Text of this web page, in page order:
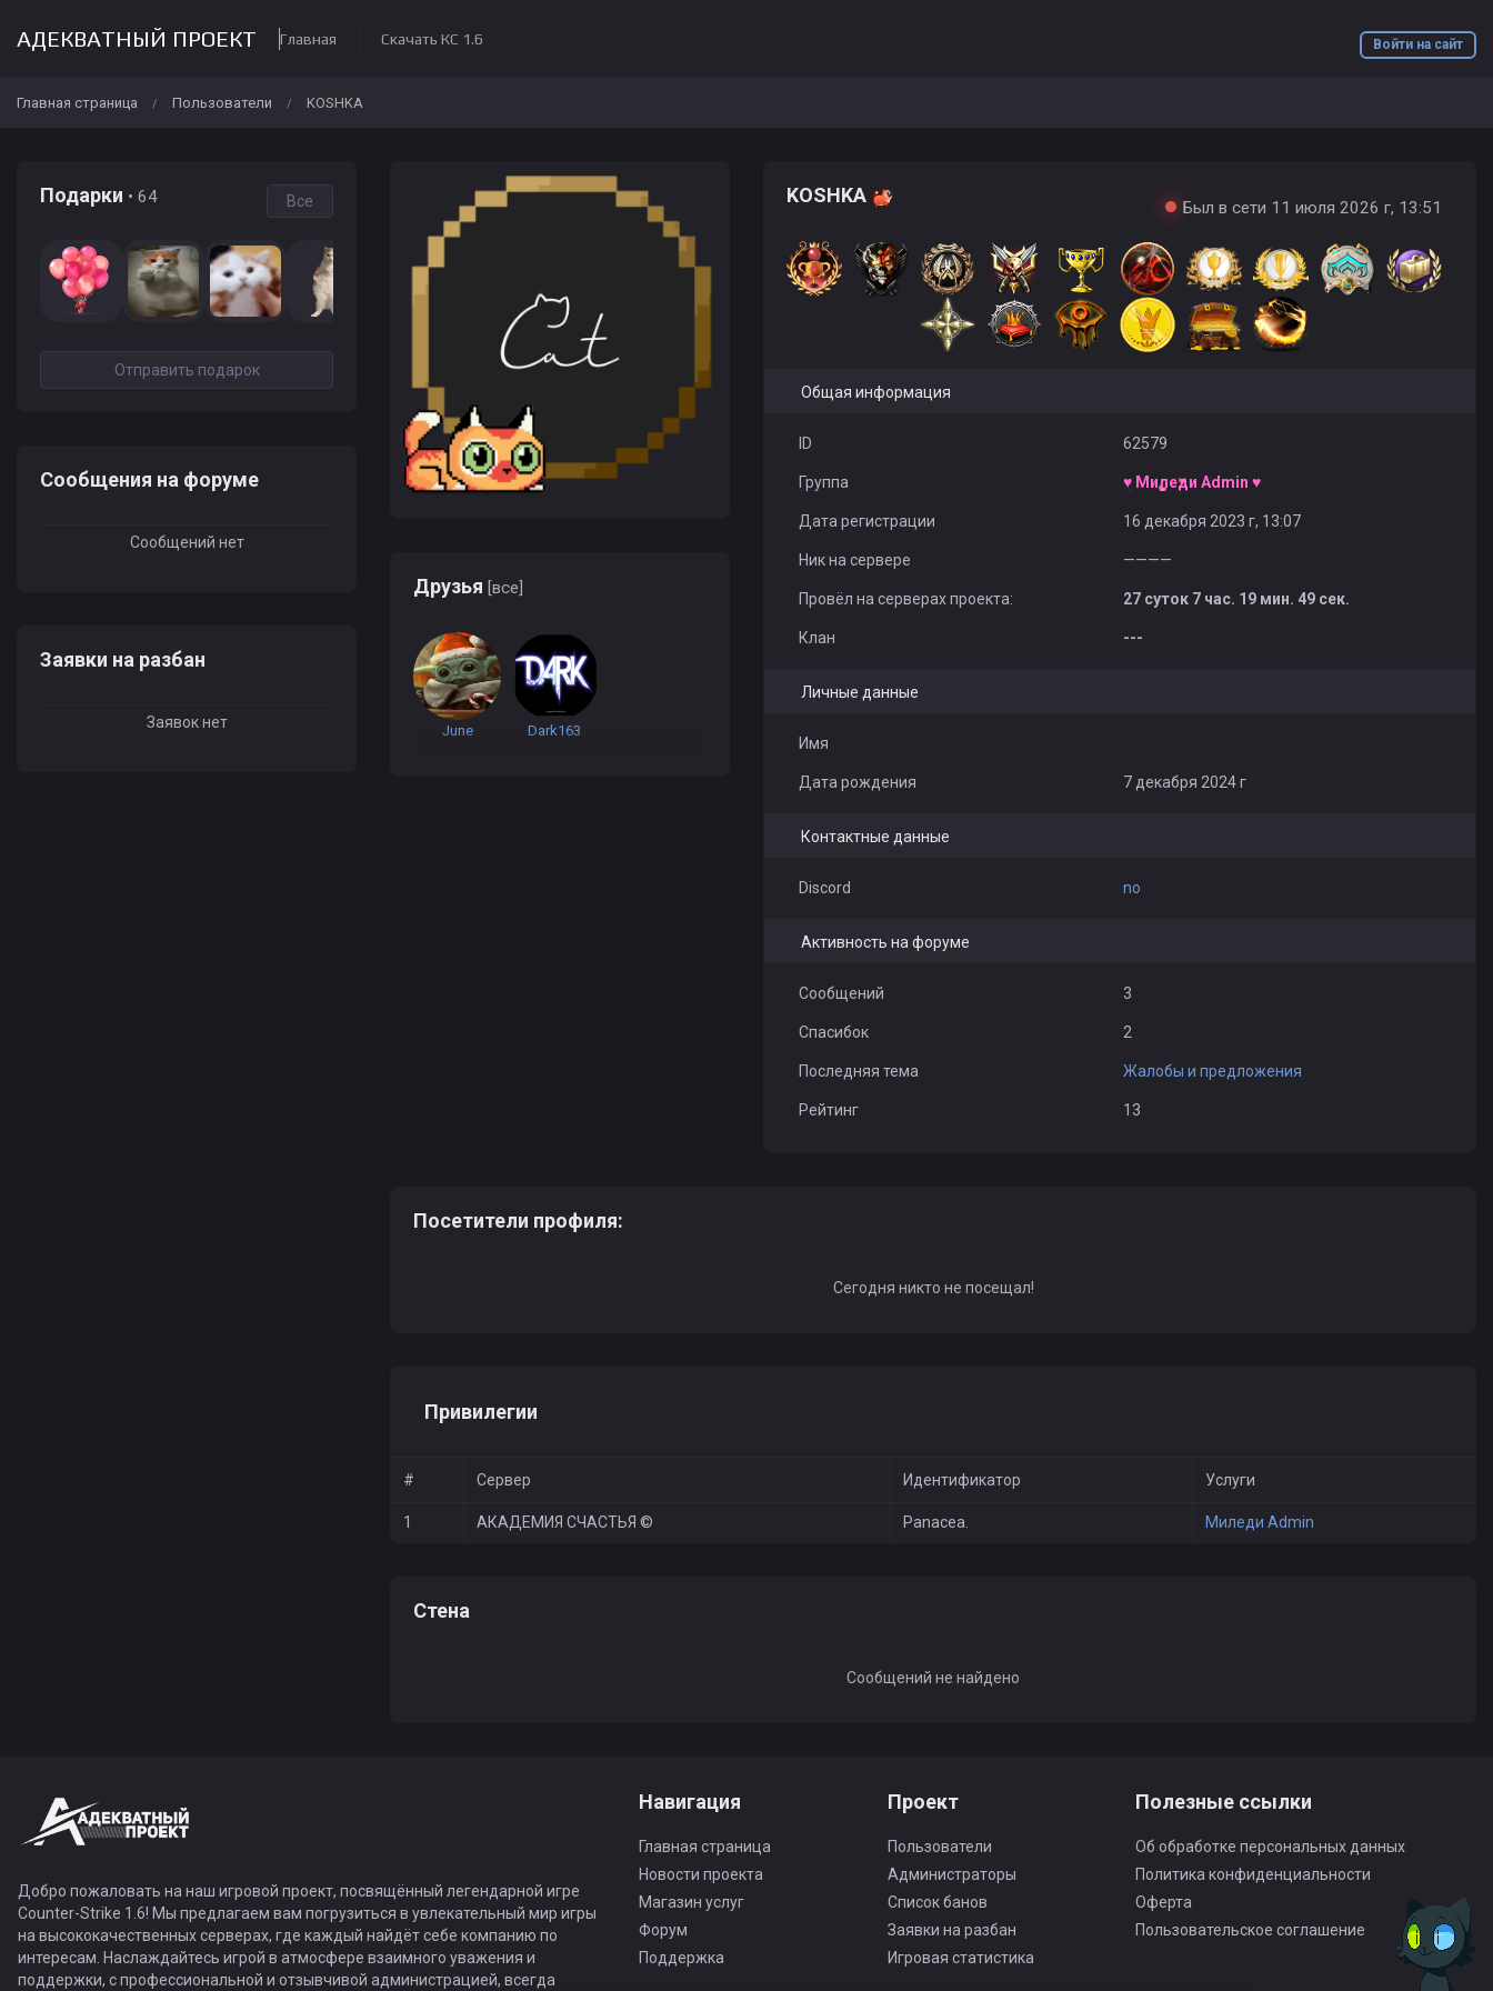
Войти на сайт
АДЕКВАТНЫЙ ПРОЕКТ Главная Скачать КС 1.6
Главная страница / Пользователи / KOSHKA
Друзья [все]
June Dark163
KOSHKA
Был в сети 11 июля 2026 г, 13:51
Общая информация
ID 62579
Группа ♥ Миледи Admin ♥
Дата регистрации 16 декабря 2023 г, 13:07
Ник на сервере ————
Провёл на серверах проекта: 27 суток 7 час. 19 мин. 49 сек.
Клан ---
Личные данные
Имя
Дата рождения 7 декабря 2024 г
Контактные данные
Discord no
Активность на форуме
Сообщений 3
Спасибок 2
Последняя тема Жалобы и предложения
Рейтинг 13
Посетители профиля:
Сегодня никто не посещал!
Привилегии
# Сервер Идентификатор Услуги
1 АКАДЕМИЯ СЧАСТЬЯ © Panacea. Миледи Admin
Стена
Сообщений не найдено
Подарки • 64 Все
Отправить подарок
Сообщения на форуме
Сообщений нет
Заявки на разбан
Заявок нет
Добро пожаловать на наш игровой проект, посвящённый легендарной игре
Counter-Strike 1.6! Мы предлагаем вам погрузиться в увлекательный мир игры
на высококачественных серверах, где каждый найдёт себе компанию по
интересам. Наслаждайтесь игрой в атмосфере взаимного уважения и
поддержки, с профессиональной и отзывчивой администрацией, всегда
Навигация
Главная страница
Новости проекта
Магазин услуг
Форум
Поддержка
Проект
Пользователи
Администраторы
Список банов
Заявки на разбан
Игровая статистика
Полезные ссылки
Об обработке персональных данных
Политика конфиденциальности
Оферта
Пользовательское соглашение